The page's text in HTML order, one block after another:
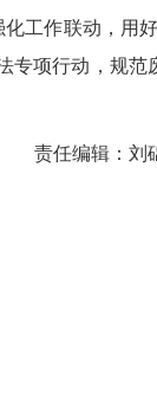
工作联动，用
专项行动，规范
责任编辑：刘